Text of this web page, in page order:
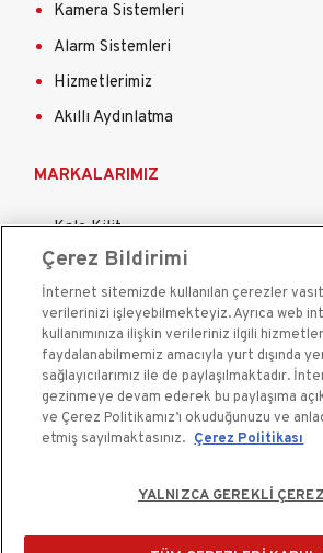
Kamera Sistemleri
Alarm Sistemleri
Hizmetlerimiz
Akıllı Aydınlatma
MARKALARIMIZ
Kale Kilit
Kale Çelik Kapı
Kale Çelik Kasa
Kale Kapı Pencere Sistemleri
Kale Sigorta
Çerez Bildirimi
İnternet sitemizde kullanılan çerezler
verilerinizi işleyebilmekteyiz. Ayrıca web
kullanımınıza ilişkin verileriniz ilgili
faydalanabilmemiz amacıyla yurt dışında
sağlayıcılarımız ile de paylaşılmaktadır.
gezinmeye devam ederek bu paylaşıma
ve Çerez Politikamız’ı okuduğunuzu ve
etmiş sayılmaktasınız. Çerez Politikası
YALNIZCA GEREKLİ